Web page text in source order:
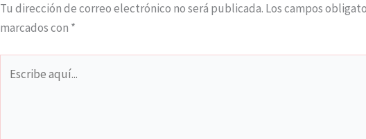
Tu dirección de correo electrónico no será publicada. Los campos
marcados con *
aquí...